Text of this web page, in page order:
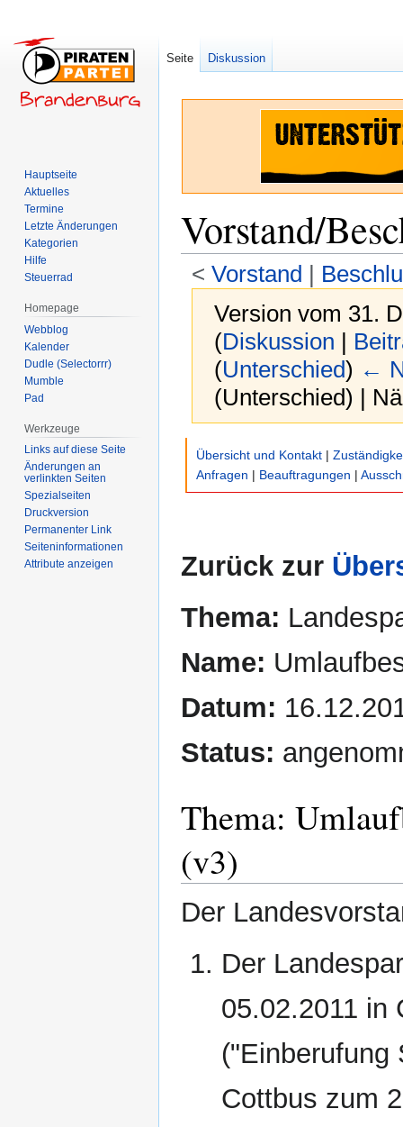
Vorstand/
< Vorstand ‎ |
Version vom 31.
(Diskussion |
(Unterschied) ←
(Unterschied) |
Zur
springen
Zur
springen
Übersicht und Kontakt |
Anfragen | Beauftragungen |
Zurück zur
Thema:
Name:
Datum:
Status:
Thema:
(v3)
Der
Der
05.02.2011 in
("Einberufung
Cottbus zum
Seite Diskussion
Hauptseite
Aktuelles
Termine
Letzte Änderungen
Kategorien
Hilfe
Steuerrad
Homepage
Webblog
Kalender
Dudle (Selectorrr)
Mumble
Pad
Werkzeuge
Links auf diese Seite
Änderungen an
verlinkten Seiten
Spezialseiten
Druckversion
Permanenter Link
Seiten­­informationen
Attribute anzeigen